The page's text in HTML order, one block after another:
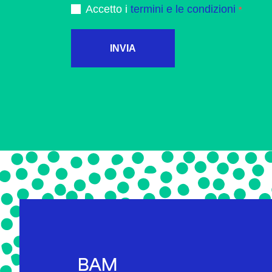
Accetto i termini e le condizioni
INVIA
BAM